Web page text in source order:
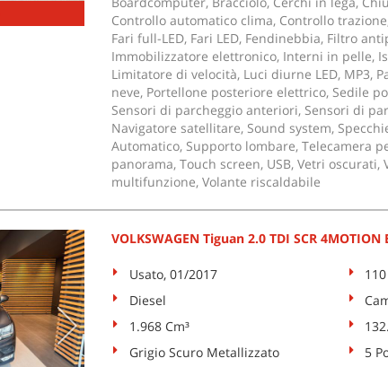
Controllo automatico clima, Controllo
Fari full-LED, Fari LED, Fendinebbia, Filtro
Immobilizzatore elettronico, Interni in pelle,
Limitatore di velocità, Luci diurne LED, MP3,
neve, Portellone posteriore elettrico, Sedile
Sensori di parcheggio anteriori, Sensori di
Navigatore satellitare, Sound system,
Automatico, Supporto lombare, Telecamera
panorama, Touch screen, USB, Vetri oscurati,
multifunzione, Volante riscaldabile
VOLKSWAGEN Tiguan 2.0 TDI SCR
Usato, 01/2017
Diesel
1.968 Cm³
Grigio Scuro Metallizzato
5